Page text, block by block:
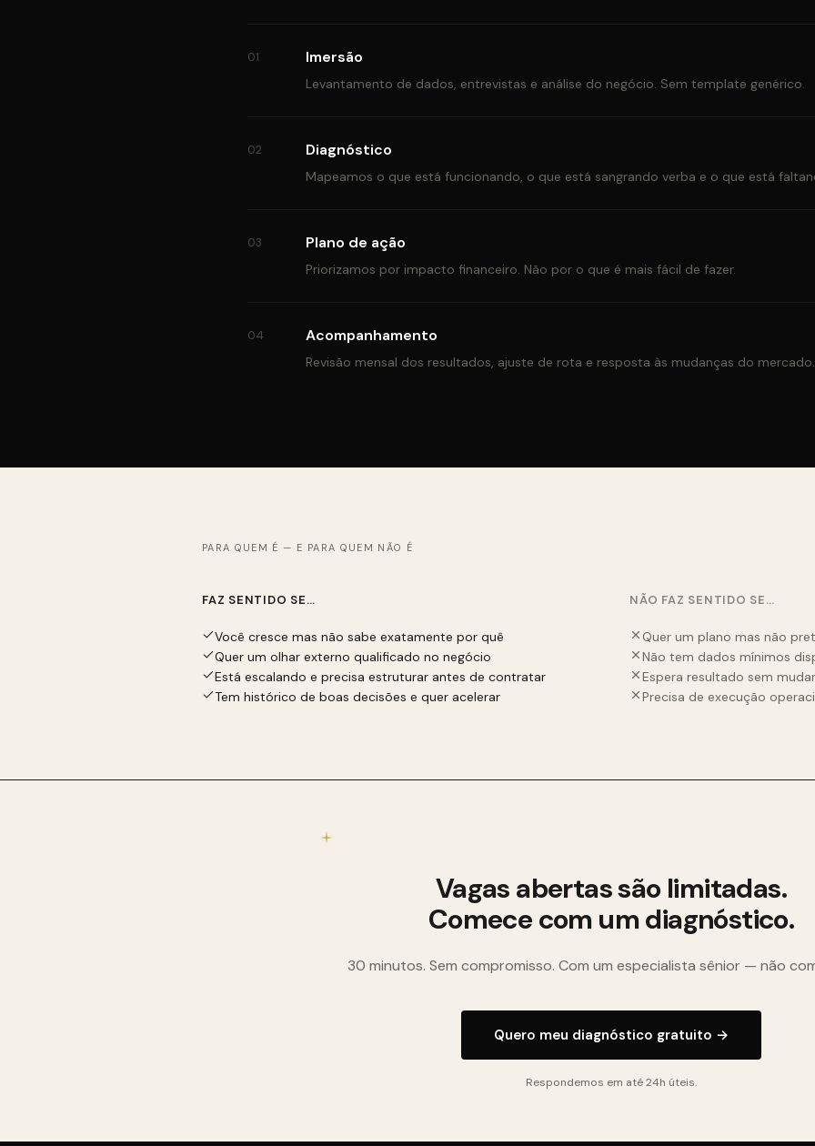
01 Imersão
Levantamento de dados, entrevistas e análise do negócio. Sem template genérico.
02 Diagnóstico
Mapeamos o que está funcionando, o que está sangrando verba e o que está
03 Plano de ação
Priorizamos por impacto financeiro. Não por o que é mais fácil de fazer.
04 Acompanhamento
Revisão mensal dos resultados, ajuste de rota e resposta às mudanças do mercado.
PARA QUEM É — E PARA QUEM NÃO É
FAZ SENTIDO SE…
Você cresce mas não sabe exatamente por quê
Quer um olhar externo qualificado no negócio
Está escalando e precisa estruturar antes de contratar
Tem histórico de boas decisões e quer acelerar
NÃO FAZ SENTIDO SE…
Quer um plano mas não
Não tem dados mínimos
Espera resultado sem
Precisa de execução
Vagas abertas são limitadas.
Comece com um diagnóstico.
30 minutos. Sem compromisso. Com um especialista sênior — não
Quero meu diagnóstico gratuito →
Respondemos em até 24h úteis.